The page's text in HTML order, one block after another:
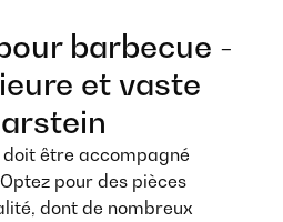
barbecue -
et vaste
être accompagné
pour des pièces
dont de nombreux